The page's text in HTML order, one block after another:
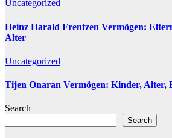
Uncategorized
Heinz Harald Frentzen Vermögen:
Alter
Uncategorized
Tijen Onaran Vermögen: Kinder, Alter,
Search
Search